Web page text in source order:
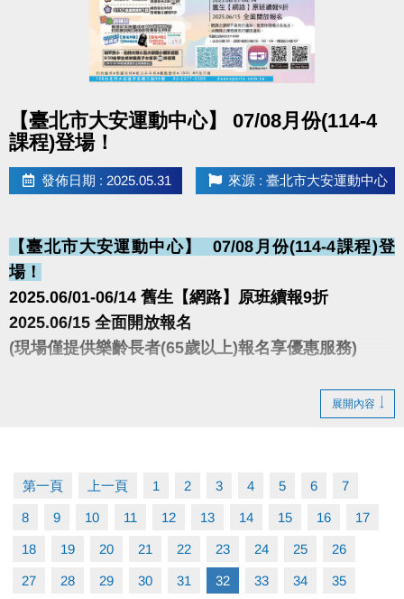
【臺北市大安運動中心】 07/08月份(114-4
課程)登場！
發佈日期 : 2025.05.31 來源 : 臺北市大安運動中心
【臺北市大安運動中心】 ​ 07/08月份(114-4課程)登
場！
2025.06/01-06/14 舊生【網路】原班續報9折
2025.06/15 全面開放報名
(現場僅提供樂齡長者(65歲以上)報名享優惠服務)
大安有APP囉!可以報名課程喔~
長佳Sports+ APP傳送門⬇
APPLEhttps://reurl.cc/y60bN8
展開內容
第一頁 上一頁 1 2 3 4 5 6 7
8 9 10 11 12 13 14 15 16 17
18 19 20 21 22 23 24 25 26
27 28 29 30 31 32 33 34 35